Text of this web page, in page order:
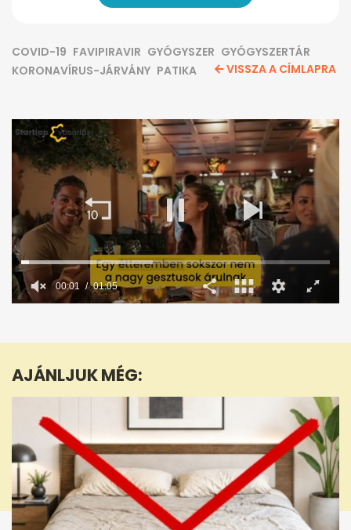
COVID-19 FAVIPIRAVIR GYÓGYSZER GYÓGYSZERTÁR
KORONAVÍRUS-JÁRVÁNY PATIKA VISSZA A CÍMLAPRA
1
5
seconds
AJÁNLJUK MÉG: